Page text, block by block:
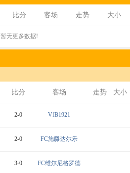
比分 客场 走势 大小
暂无更多数据!
比分 客场 走势 大小
2-0 VfB1921
2-0 FC施滕达尔乐
3-0 FC维尔尼格罗德